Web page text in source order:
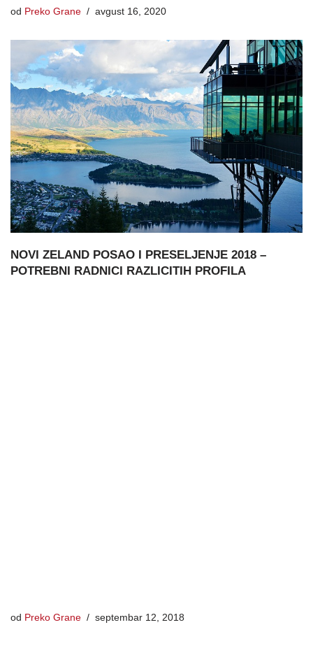
od Preko Grane avgust 16, 2020
NOVI ZELAND POSAO I PRESELJENJE 2018 –
POTREBNI RADNICI RAZLICITIH PROFILA
od Preko Grane septembar 12, 2018